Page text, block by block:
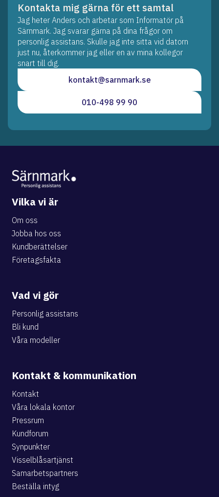
Kontakta mig gärna för ett samtal
Jag heter Anders och arbetar som Informatör på
Särnmark. Jag svarar gärna på dina frågor om
personlig assistans. Skulle jag inte sitta vid datorn
just nu, återkommer jag eller en av mina kollegor
snart till dig.
kontakt@sarnmark.se
010-498 99 90
Vilka vi är
Om oss
Jobba hos oss
Kundberättelser
Företagsfakta
Vad vi gör
Personlig assistans
Bli kund
Våra modeller
Kontakt & kommunikation
Kontakt
Våra lokala kontor
Pressrum
Kundforum
Synpunkter
Visselblåsartjänst
Samarbetspartners
Beställa intyg